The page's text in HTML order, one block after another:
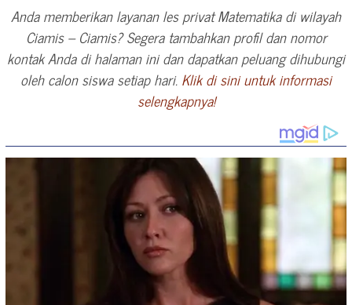
Anda memberikan layanan les privat Matematika di wilayah
Ciamis – Ciamis? Segera tambahkan profil dan nomor
kontak Anda di halaman ini dan dapatkan peluang dihubungi
oleh calon siswa setiap hari. Klik di sini untuk informasi
selengkapnya!